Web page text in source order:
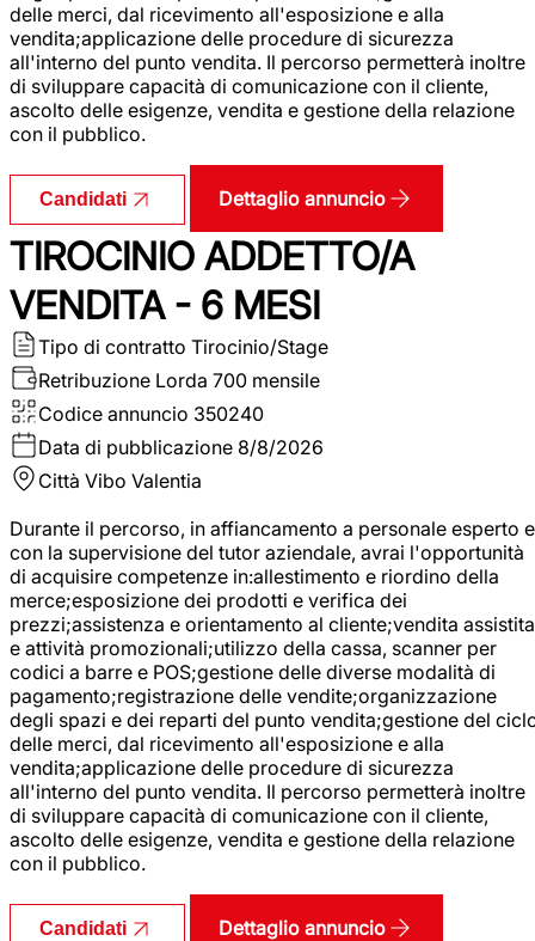
delle merci, dal ricevimento all'esposizione e alla
vendita;applicazione delle procedure di sicurezza
all'interno del punto vendita. Il percorso permetterà inoltre
di sviluppare capacità di comunicazione con il cliente,
ascolto delle esigenze, vendita e gestione della relazione
con il pubblico.
Candidati Dettaglio annuncio
TIROCINIO ADDETTO/A
VENDITA - 6 MESI
Tipo di contratto Tirocinio/Stage
Retribuzione Lorda 700 mensile
Codice annuncio 350240
Data di pubblicazione 8/8/2026
Città Vibo Valentia
Durante il percorso, in affiancamento a personale esperto e
con la supervisione del tutor aziendale, avrai l'opportunità
di acquisire competenze in:allestimento e riordino della
merce;esposizione dei prodotti e verifica dei
prezzi;assistenza e orientamento al cliente;vendita assistita
e attività promozionali;utilizzo della cassa, scanner per
codici a barre e POS;gestione delle diverse modalità di
pagamento;registrazione delle vendite;organizzazione
degli spazi e dei reparti del punto vendita;gestione del
delle merci, dal ricevimento all'esposizione e alla
vendita;applicazione delle procedure di sicurezza
all'interno del punto vendita. Il percorso permetterà inoltre
di sviluppare capacità di comunicazione con il cliente,
ascolto delle esigenze, vendita e gestione della relazione
con il pubblico.
Candidati Dettaglio annuncio